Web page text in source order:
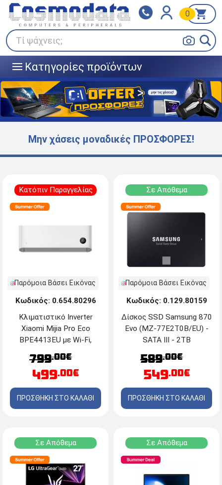
Τί ψάχνεις;
0
||| Κατηγορίες προϊόντων
Klarna
Πληρώστε σε 3
άτοκες δόσεις
BOX NOW
Μην χάσεις μοναδικές ΠΡΟΣΦΟΡΕΣ!
Κατόπιν Παραγγελίας
Παρόμοια Βάσει Εικόνας
Κωδικός: 0.654.80296
Κλιματιστικό Inverter
Xiaomi Mijia Pro Eco
BPE4413EU με Wi-Fi,
απόδοση 12000 Btu και
ενεργειακή κλάση
A+++/A+++
799.00€
499.00€
ΠΡΟΣΘΗΚΗ ΣΤΟ ΚΑΛΑΘΙ
Σε Απόθεμα
Παρόμοια Βάσει Εικόνας
Κωδικός: 0.129.80159
Δίσκος SSD Samsung 870
Evo (MZ-77E2T0B/EU) -
SATA III - 2TB
589.00€
549.00€
ΠΡΟΣΘΗΚΗ ΣΤΟ ΚΑΛΑΘΙ
Σε Απόθεμα Σε Απόθεμα